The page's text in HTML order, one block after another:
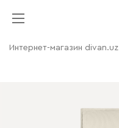
Интернет-магазин divan.uz